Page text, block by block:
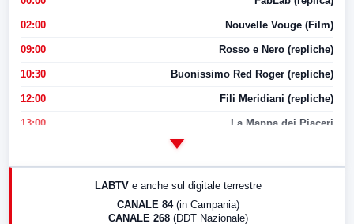
02:00 Nouvelle Vouge (Film)
09:00 Rosso e Nero (repliche)
10:30 Buonissimo Red Roger (repliche)
12:00 Fili Meridiani (repliche)
13:00 La Mappa dei Piaceri
LABTV e anche sul digitale terrestre
CANALE 84 (in Campania)
CANALE 268 (DDT Nazionale)